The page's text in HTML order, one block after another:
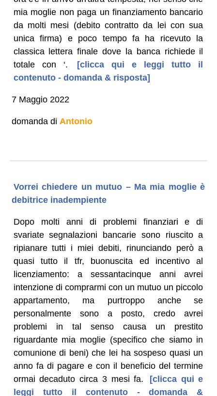
mia moglie non paga un finanziamento bancario
da molti mesi (debito contratto da lei con sua
unica firma) e poco tempo fa ha ricevuto la
classica lettera finale dove la banca richiede il
totale con ‘.
[clicca qui e leggi tutto il
contenuto - domanda & risposta]
7 Maggio 2022
domanda di Antonio
Vorrei chiedere un mutuo – Ma mia moglie è
debitrice inadempiente
Dopo molti anni di problemi finanziari e di
svariate segnalazioni bancarie sono riuscito a
ripianare tutti i miei debiti, rinunciando però a
quasi tutto il tfr, buonuscita ed incentivo al
licenziamento: a sessantacinque anni avrei
intenzione di comprarmi con un mutuo un piccolo
appartamento, ma purtroppo anche se
personalmente sono a posto, credo avrei
problemi in tal senso causa un prestito
riguardante mia moglie (specifico che siamo in
comunione di beni) che lei ha sospeso quasi un
anno fa di pagare e con il beneficio del termine
ormai decaduto circa 3 mesi fa.
[clicca qui e
leggi tutto il contenuto - domanda &